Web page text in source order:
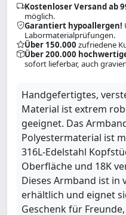
Kostenloser Versand ab
möglich.
Garantiert hypoallergen!
Labormaterialprüfungen.
Über 150.000 zufriedene
Über 200.000
sofort lieferbar, auch
Handgefertigtes,
Material ist extrem
geeignet. Das
Polyestermaterial ist
316L-Edelstahl
Oberfläche und 18K
Dieses Armband ist in
erhältlich und eignet
Geschenk für